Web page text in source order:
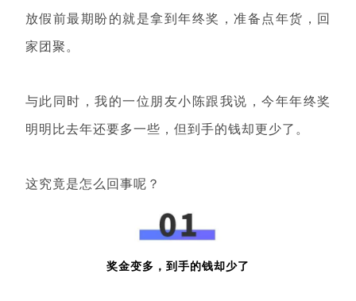
放假前最期盼的就是拿到年终奖，准备点年货，回
家团聚。
与此同时，我的一位朋友小陈跟我说，今年年终奖
明明比去年还要多一些，但到手的钱却更少了。
这究竟是怎么回事呢？
奖金变多，到手的钱却少了